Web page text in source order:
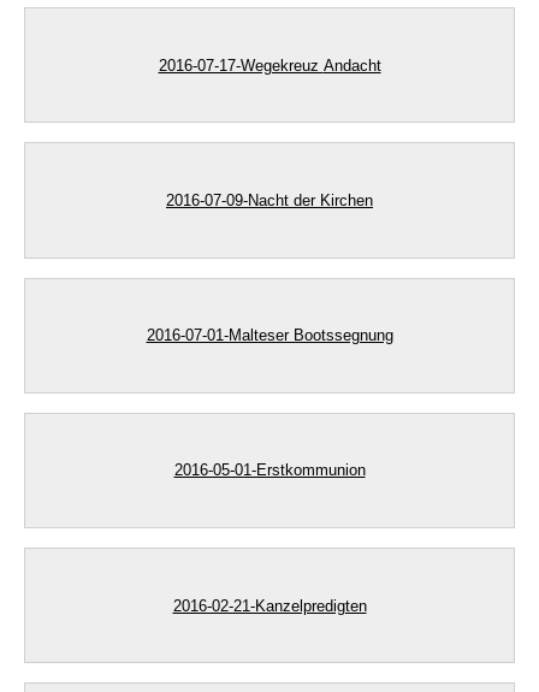
2016-07-17-Wegekreuz Andacht
2016-07-09-Nacht der Kirchen
2016-07-01-Malteser Bootssegnung
2016-05-01-Erstkommunion
2016-02-21-Kanzelpredigten